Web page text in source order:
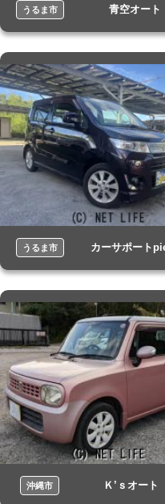
うるま市 青空オート
うるま市 カーサポート
沖縄市 Ｋ’ｓオート